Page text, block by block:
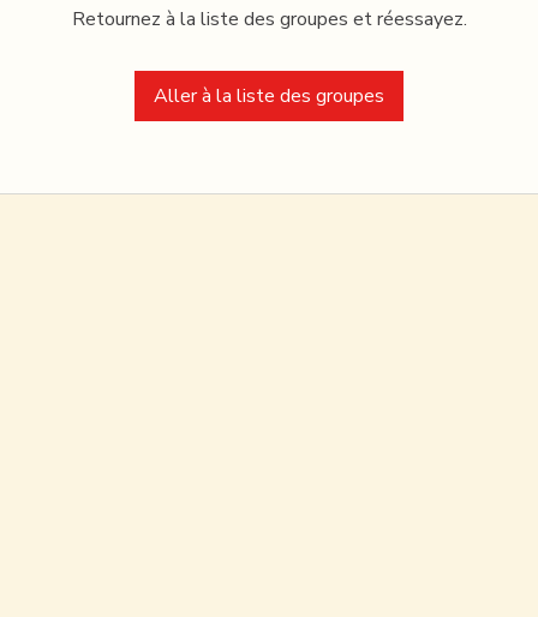
Retournez à la liste des groupes et réessayez.
Aller à la liste des groupes